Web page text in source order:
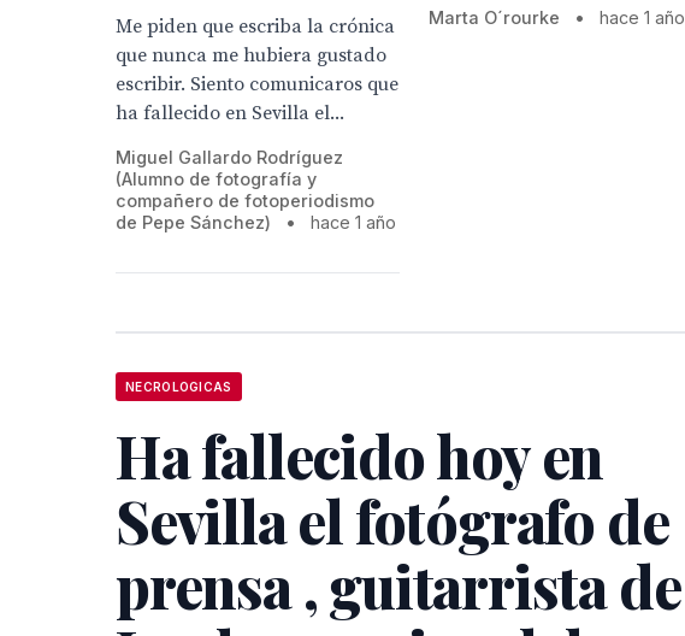
Marta O´rourke • hace 1 año
Me piden que escriba la crónica
que nunca me hubiera gustado
escribir. Siento comunicaros que
ha fallecido en Sevilla el...
Miguel Gallardo Rodríguez
(Alumno de fotografía y
compañero de fotoperiodismo
de Pepe Sánchez)
• hace 1 año
NECROLOGICAS
Ha fallecido hoy en
Sevilla el fotógrafo de
prensa , guitarrista de